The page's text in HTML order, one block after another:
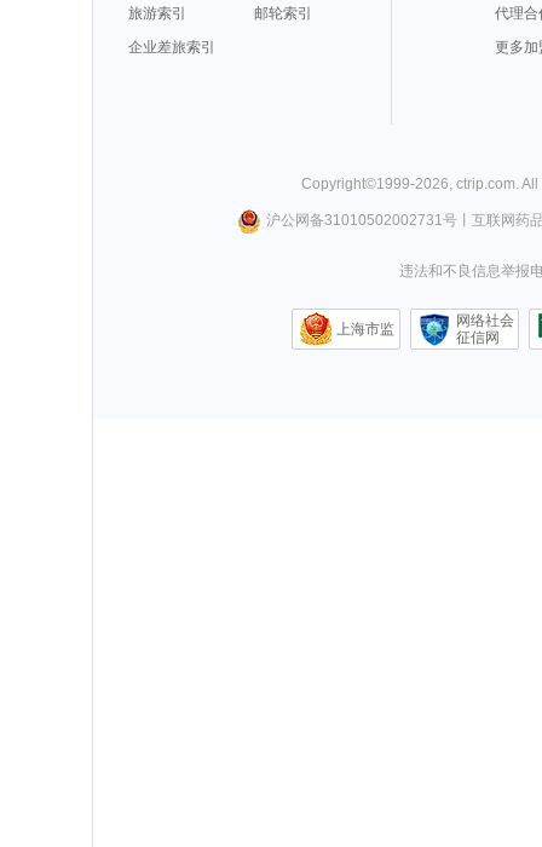
旅游索引
邮轮索引
企业差旅索引
代理合
更多加
Copyright©1999-2026 ctrip.com .
沪公网备31010502002731号丨 互联网药
违法和不良信息举报
上海市监
网络社会
征信网